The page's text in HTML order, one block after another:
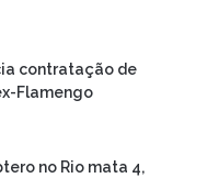
contratação de
Flamengo
no Rio mata 4,